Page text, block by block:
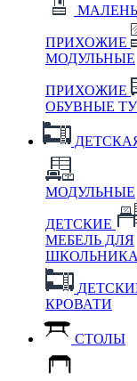
ПРИХОЖИЕ
МОДУЛЬНЫЕ
ПРИХОЖИЕ
ОБУВНЫЕ
МОДУЛЬНЫЕ
ДЕТСКИЕ
МЕБЕЛЬ ДЛЯ
ШКОЛЬНИКА
КРОВАТИ
СТОЛЫ